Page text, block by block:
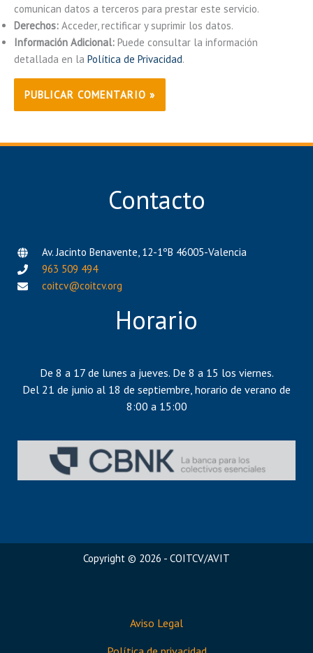
comunican datos a terceros para prestar este servicio.
Derechos: Acceder, rectificar y suprimir los datos.
Información Adicional: Puede consultar la información
detallada en la Política de Privacidad.
Contacto
Av. Jacinto Benavente, 12-1ºB 46005-Valencia
963 509 494
coitcv@coitcv.org
Horario
De 8 a 17 de lunes a jueves. De 8 a 15 los viernes.
Del 21 de junio al 18 de septiembre, horario de verano de
8:00 a 15:00
Copyright © 2026 - COITCV/AVIT
Aviso Legal